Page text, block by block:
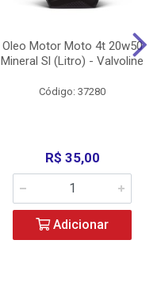
Oleo Motor Moto 4t 20w50
Mineral Sl (Litro) - Valvoline
Código: 37280
R$ 35,00
Adicionar